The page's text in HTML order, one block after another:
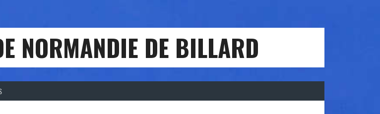
NORMANDIE DE BILLARD